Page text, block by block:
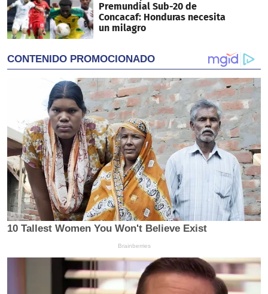
Premundial Sub-20 de
Concacaf: Honduras necesita
un milagro